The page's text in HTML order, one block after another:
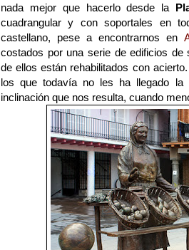
nada mejor que hacerlo desde la
cuadrangular y con soportales en
castellano, pese a encontrarnos en
costados por una serie de edificios
de ellos están rehabilitados con
los que todavía no les ha llegado la
inclinación que nos resulta, cuando